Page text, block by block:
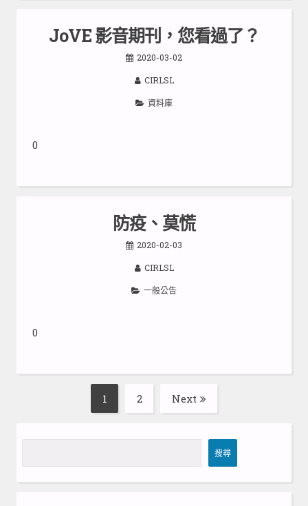
JoVE 影音期刊，您看過了？
2020-03-02
CIRLSL
資料庫
0
防疫、莫慌
2020-02-03
CIRLSL
一般公告
0
pagination
Page
1 Page
2 Next
尋
搜尋